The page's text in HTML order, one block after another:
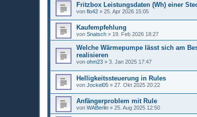
Fritzbox Leistungsdaten (Wh) einer
von flo42 » 25. Apr 2026 15:05
Kaufempfehlung
von Snatsch » 19. Feb 2026 18:27
Welche Wärmepumpe lässt sich am
realisieren
von ohm23 » 3. Jan 2025 17:47
Helligkeitssteuerung in Rules
von Jockel05 » 27. Okt 2025 20:22
Anfängerproblem mit Rule
von WABerlin » 25. Aug 2025 12:50